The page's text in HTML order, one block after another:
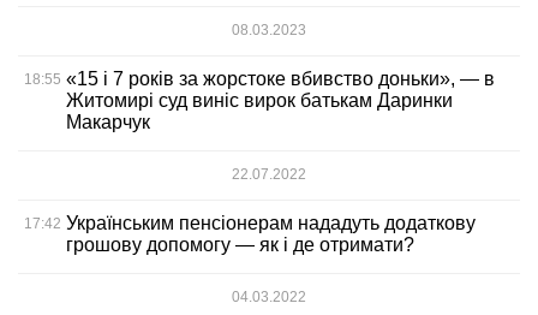
08.03.2023
18:55 «15 і 7 років за жорстоке вбивство доньки», — в
Житомирі суд виніс вирок батькам Даринки
Макарчук
22.07.2022
17:42 Українським пенсіонерам нададуть додаткову
грошову допомогу — як і де отримати?
04.03.2022